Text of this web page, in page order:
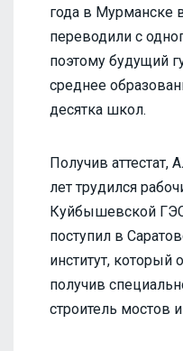
года в Мурманске
переводили с
поэтому будущий
среднее
десятка школ.
Получив аттестат,
лет трудился
Куйбышевской
поступил в
институт, который
получив
строитель мостов